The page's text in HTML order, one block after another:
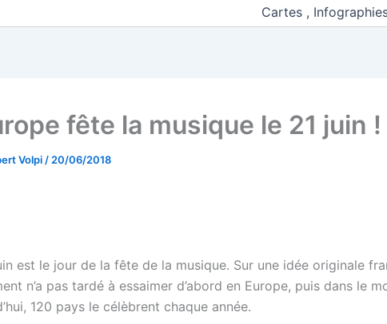
Cartes ,
fête la musique le 21 juin !
Volpi / 20/06/2018
est le jour de la fête de la musique. Sur une idée originale
n’a pas tardé à essaimer d’abord en Europe, puis dans le
120 pays le célèbrent chaque année.